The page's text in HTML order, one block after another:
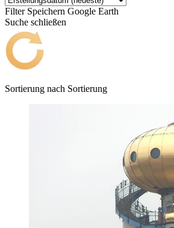
Filter Speichern Google Earth
Suche schließen
Sortierung nach Sortierung